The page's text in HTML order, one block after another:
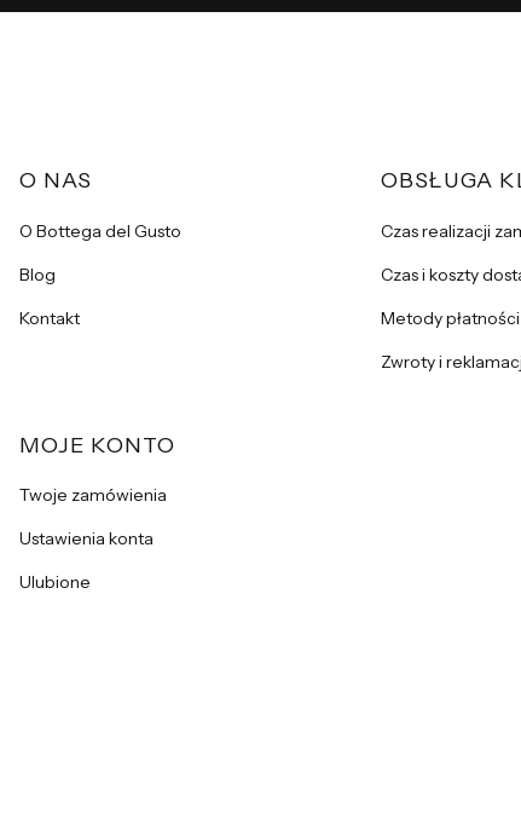
Linki w stopce
O NAS
O Bottega del Gusto
Blog
Kontakt
OBSŁUGA
Czas realizacji
Czas i koszty
Metody płatności
Zwroty i
MOJE KONTO
Twoje zamówienia
Ustawienia konta
Ulubione